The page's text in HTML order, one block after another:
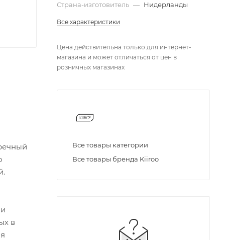
в
Страна-изготовитель — Нидерланды
Все характеристики
Цена действительна только для интернет-
магазина и может отличаться от цен в
розничных магазинах
Все товары категории
Все товары бренда Kiiroo